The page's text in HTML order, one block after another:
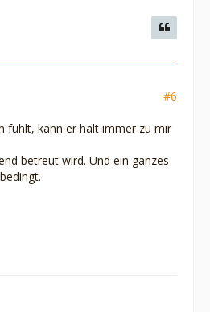
#6
fühlt, kann er halt immer zu mir
betreut wird. Und ein ganzes